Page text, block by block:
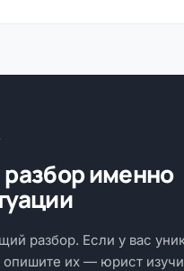
именно
разбор. Если у вас
опишите их — юрист